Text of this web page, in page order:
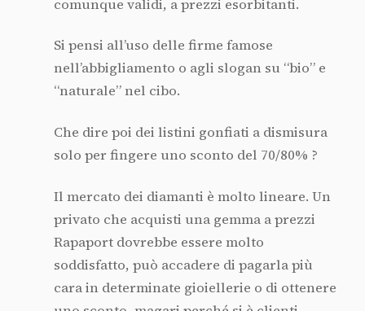
comunque validi, a prezzi esorbitanti.
Si pensi all’uso delle firme famose
nell’abbigliamento o agli slogan su “bio” e
“naturale” nel cibo.
Che dire poi dei listini gonfiati a dismisura
solo per fingere uno sconto del 70/80% ?
Il mercato dei diamanti è molto lineare. Un
privato che acquisti una gemma a prezzi
Rapaport dovrebbe essere molto
soddisfatto, può accadere di pagarla più
cara in determinate gioiellerie o di ottenere